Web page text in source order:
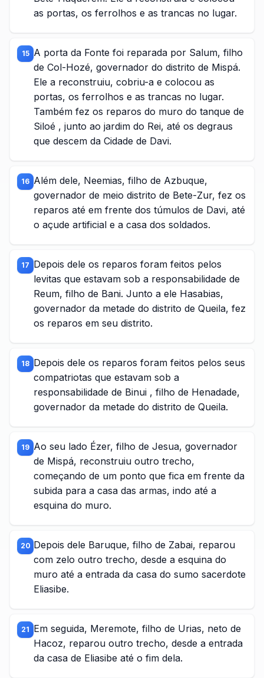
as portas, os ferrolhos e as trancas no lugar.
15 A porta da Fonte foi reparada por Salum, filho
de Col-Hozé, governador do distrito de Mispá.
Ele a reconstruiu, cobriu-a e colocou as
portas, os ferrolhos e as trancas no lugar.
Também fez os reparos do muro do tanque de
Siloé , junto ao jardim do Rei, até os degraus
que descem da Cidade de Davi.
16 Além dele, Neemias, filho de Azbuque,
governador de meio distrito de Bete-Zur, fez os
reparos até em frente dos túmulos de Davi, até
o açude artificial e a casa dos soldados.
17 Depois dele os reparos foram feitos pelos
levitas que estavam sob a responsabilidade de
Reum, filho de Bani. Junto a ele Hasabias,
governador da metade do distrito de Queila, fez
os reparos em seu distrito.
18 Depois dele os reparos foram feitos pelos seus
compatriotas que estavam sob a
responsabilidade de Binui , filho de Henadade,
governador da metade do distrito de Queila.
19 Ao seu lado Ézer, filho de Jesua, governador
de Mispá, reconstruiu outro trecho,
começando de um ponto que fica em frente da
subida para a casa das armas, indo até a
esquina do muro.
20 Depois dele Baruque, filho de Zabai, reparou
com zelo outro trecho, desde a esquina do
muro até a entrada da casa do sumo sacerdote
Eliasibe.
21 Em seguida, Meremote, filho de Urias, neto de
Hacoz, reparou outro trecho, desde a entrada
da casa de Eliasibe até o fim dela.